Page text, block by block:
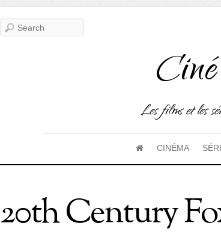
Les films et les
CINÉMA
20th Century